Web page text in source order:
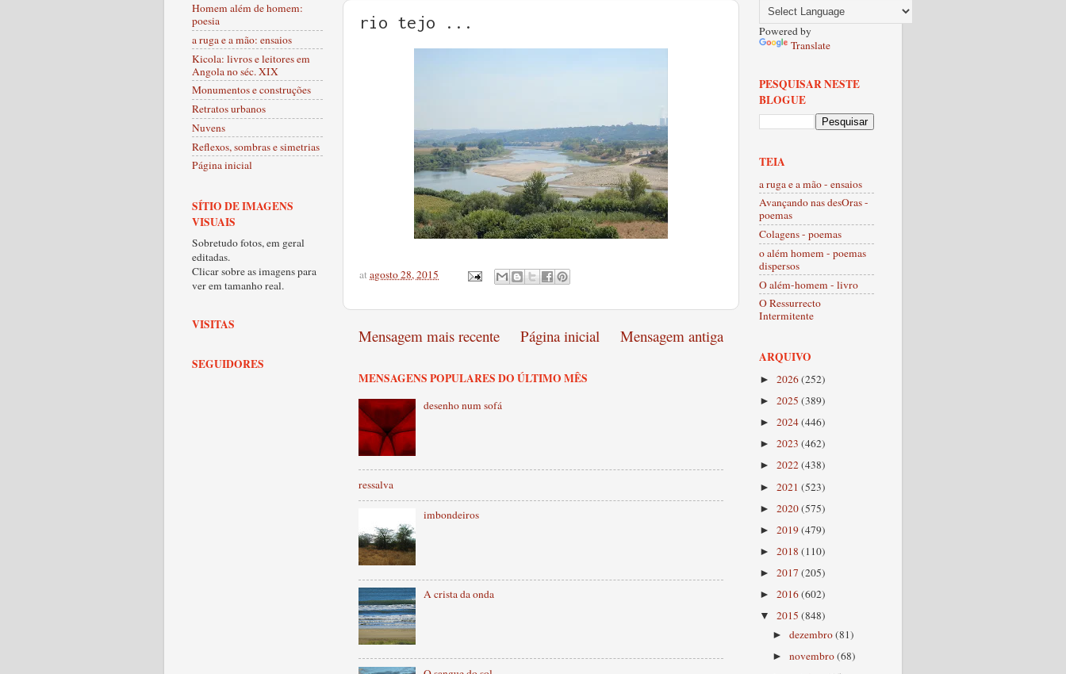
rio tejo ...
atagosto 28, 2015
Mensagem mais recente Mensagem antiga
Página inicial
MENSAGENS POPULARES DO ÚLTIMO MÊS
desenho num sofá
ressalva
imbondeiros
A crista da onda
Homem além de homem:
poesia
a ruga e a mão: ensaios
Kicola: livros e leitores em
Angola no séc. XIX
Monumentos e construções
Retratos urbanos
Nuvens
Reflexos, sombras e simetrias
Página inicial
SÍTIO DE IMAGENS
VISUAIS
Sobretudo fotos, em geral
editadas.
Clicar sobre as imagens para
ver em tamanho real.
VISITAS
SEGUIDORES
Powered by
Translate
PESQUISAR NESTE
BLOGUE
TEIA
a ruga e a mão - ensaios
Avançando nas desOras -
poemas
Colagens - poemas
o além homem - poemas
dispersos
O além-homem - livro
O Ressurrecto
Intermitente
ARQUIVO
► 2026(252)
► 2025 (389)
► 2024(446)
► 2023 (462)
► 2022(438)
► 2021 (523)
► 2020(575)
► 2019(479)
► 2018 (110)
► 2017 (205)
► 2016(602)
▼ 2015 (848)
►dezembro(81)
►novembro(68)